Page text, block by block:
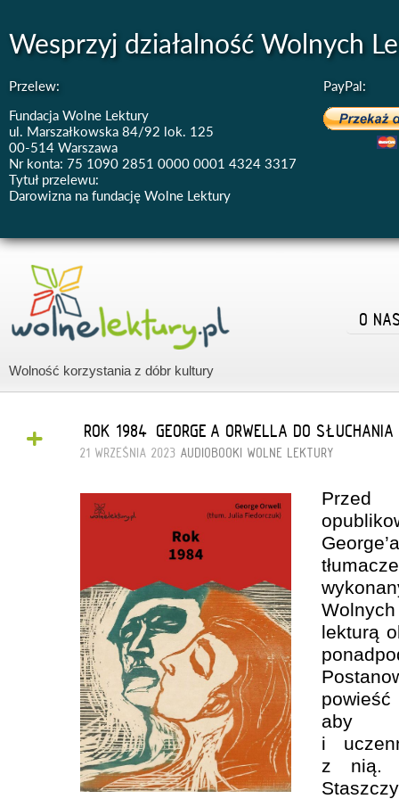
Wesprzyj działalność Wolnych
Przelew:
Fundacja Wolne Lektury
ul. Marszałkowska 84/92 lok. 125
00-514 Warszawa
Nr konta: 75 1090 2851 0000 0001 4324 3317
Tytuł przelewu:
Darowizna na fundację Wolne Lektury
PayPal:
Wolność korzystania z dóbr kultury
O
+ „ROK 1984” GEORGE’A ORWELLA DO SŁUCHANIA
21 WRZEŚNIA 2023 AUDIOBOOKI WOLNE LEKTURY
lekturą
aby
i
z nią.